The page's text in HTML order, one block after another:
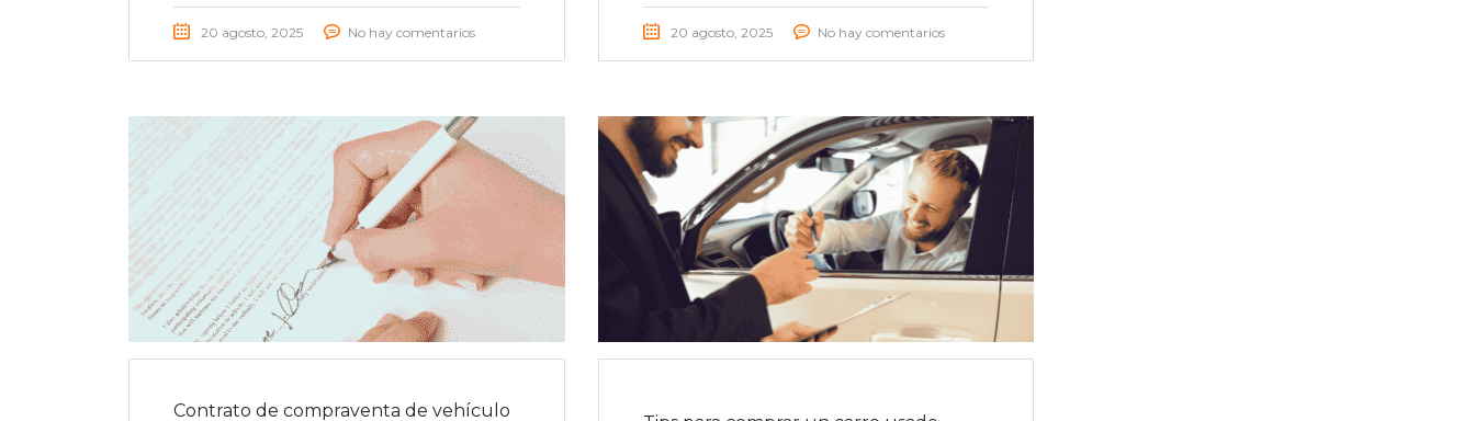
20 agosto, 2025 No hay comentarios 20 agosto, 2025 No hay comentarios
Contrato de compraventa de vehículo